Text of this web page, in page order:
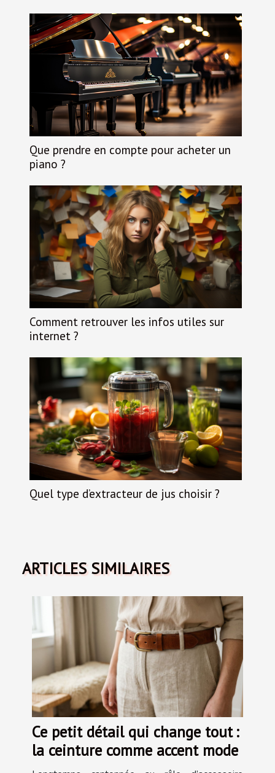
Que prendre en compte pour acheter un
piano ?
Comment retrouver les infos utiles sur
internet ?
Quel type d’extracteur de jus choisir ?
ARTICLES SIMILAIRES
Ce petit détail qui change tout :
la ceinture comme accent mode